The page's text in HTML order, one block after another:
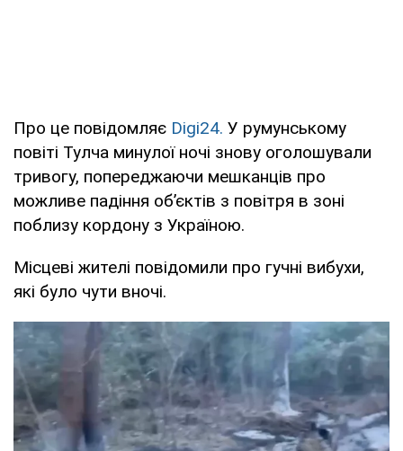
Про це повідомляє Digi24. У румунському
повіті Тулча минулої ночі знову оголошували
тривогу, попереджаючи мешканців про
можливе падіння об’єктів з повітря в зоні
поблизу кордону з Україною.
Місцеві жителі повідомили про гучні вибухи,
які було чути вночі.